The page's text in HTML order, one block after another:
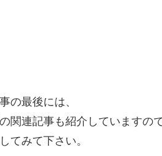
の最後には、
関連記事も紹介していますの
てみて下さい。